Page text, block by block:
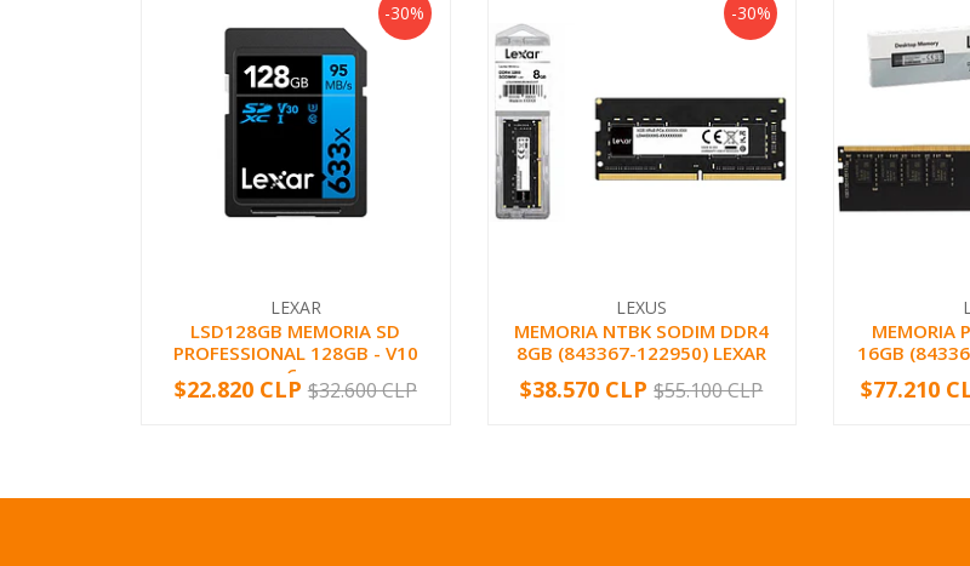
-30%
LEXAR
LSD128GB MEMORIA SD
PROFESSIONAL 128GB - V10
-6...
+
-$22.820 CLP $32.600 CLP
-30%
LEXUS
MEMORIA NTBK SODIM DDR4
8GB (843367-122950) LEXAR
+
-$38.570 CLP $55.100 CLP
MEMORIA
16GB
-
$77.210